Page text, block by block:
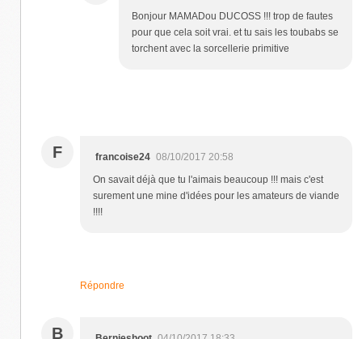
Bonjour MAMADou DUCOSS !!! trop de fautes
pour que cela soit vrai. et tu sais les toubabs se
torchent avec la sorcellerie primitive
F francoise24 08/10/2017 20:58
On savait déjà que tu l'aimais beaucoup !!! mais c'est
surement une mine d'idées pour les amateurs de viande
!!!!
Répondre
B